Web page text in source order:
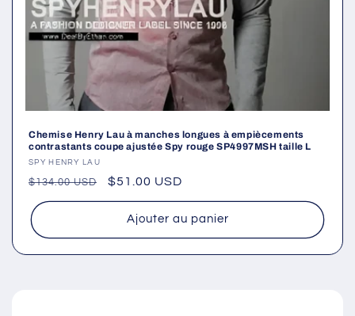
Chemise Henry Lau à manches longues à empiècements
contrastants coupe ajustée Spy rouge SP4997MSH taille L
Fournisseur :
SPY HENRY LAU
Prix
habituel
$134.00 USD
Prix
promotionnel
$51.00 USD
Ajouter au panier